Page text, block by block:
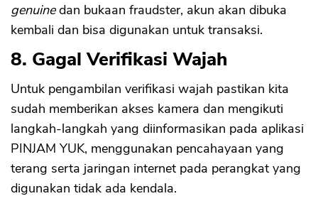
genuinedan bukaan fraudster, akun akan dibuka
kembali dan bisa digunakan untuk transaksi.
8. Gagal Verifikasi Wajah
Untuk pengambilan verifikasi wajah pastikan kita
sudah memberikan akses kamera dan mengikuti
langkah-langkah yang diinformasikan pada aplikasi
PINJAM YUK, menggunakan pencahayaan yang
terang serta jaringan internet pada perangkat yang
digunakan tidak ada kendala.